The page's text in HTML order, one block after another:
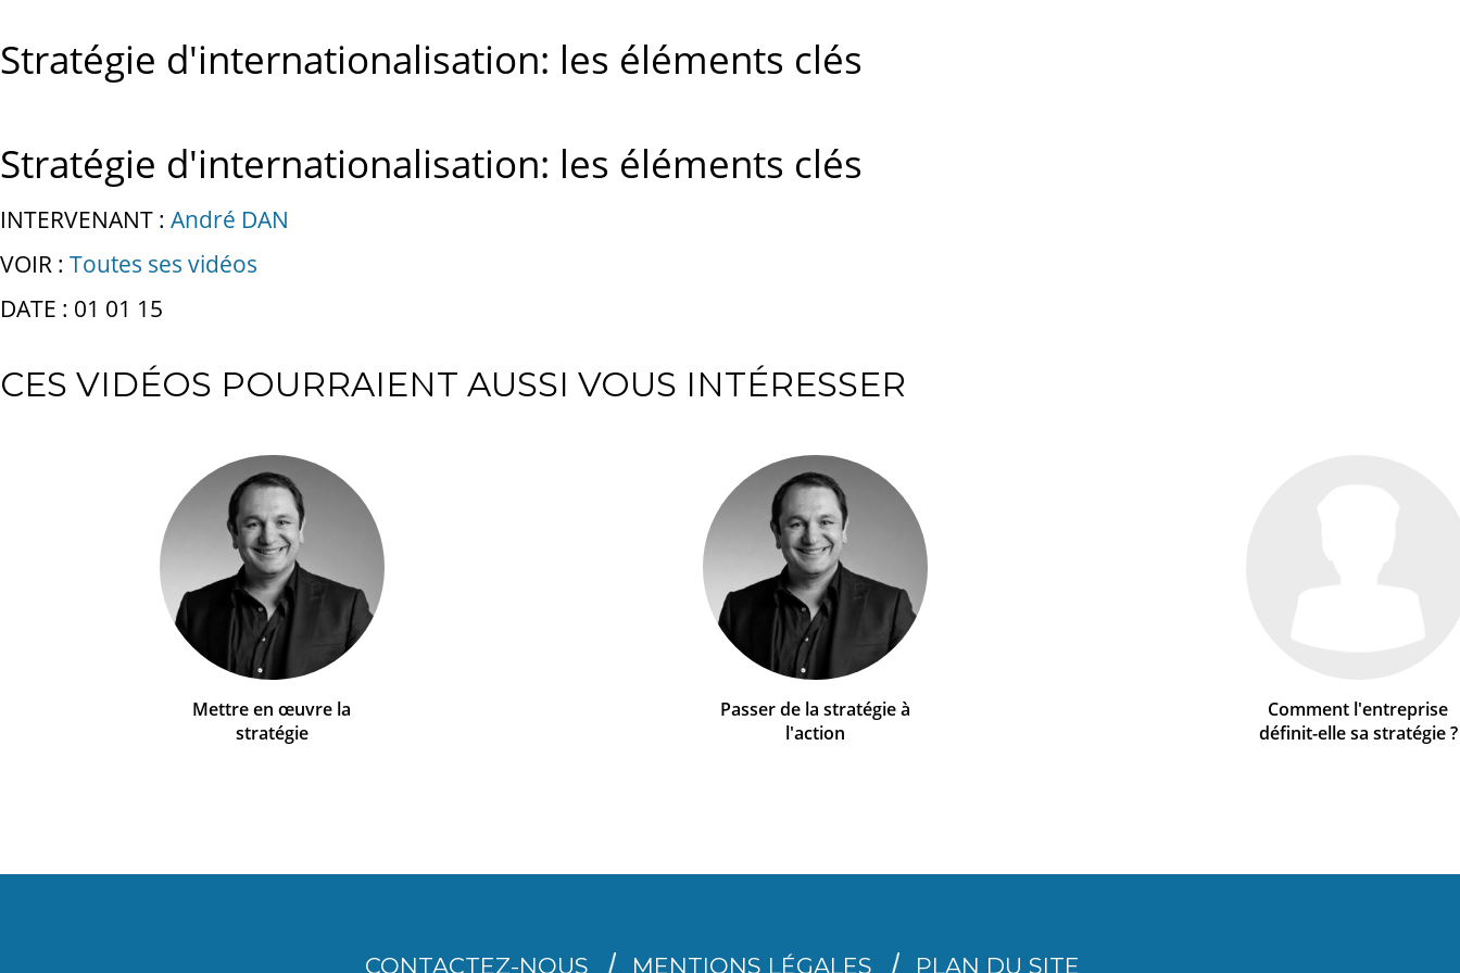
Stratégie d'internationalisation: les éléments clés
Stratégie d'internationalisation: les éléments clés
INTERVENANT : André DAN
VOIR : Toutes ses vidéos
DATE : 01 01 15
CES VIDÉOS POURRAIENT AUSSI VOUS INTÉRESSER
Mettre en œuvre la
stratégie
Passer de la stratégie à
l'action
Comment l'entreprise
définit-elle sa stratégie ?
CONTACTEZ-NOUS MENTIONS LÉGALES PLAN DU SITE